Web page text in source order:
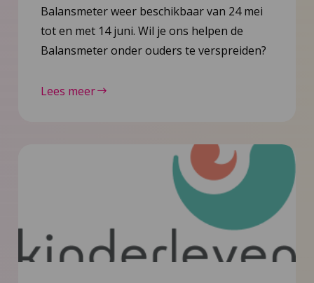
Balansmeter weer beschikbaar van 24 mei
tot en met 14 juni. Wil je ons helpen de
Balansmeter onder ouders te verspreiden?
Lees meer